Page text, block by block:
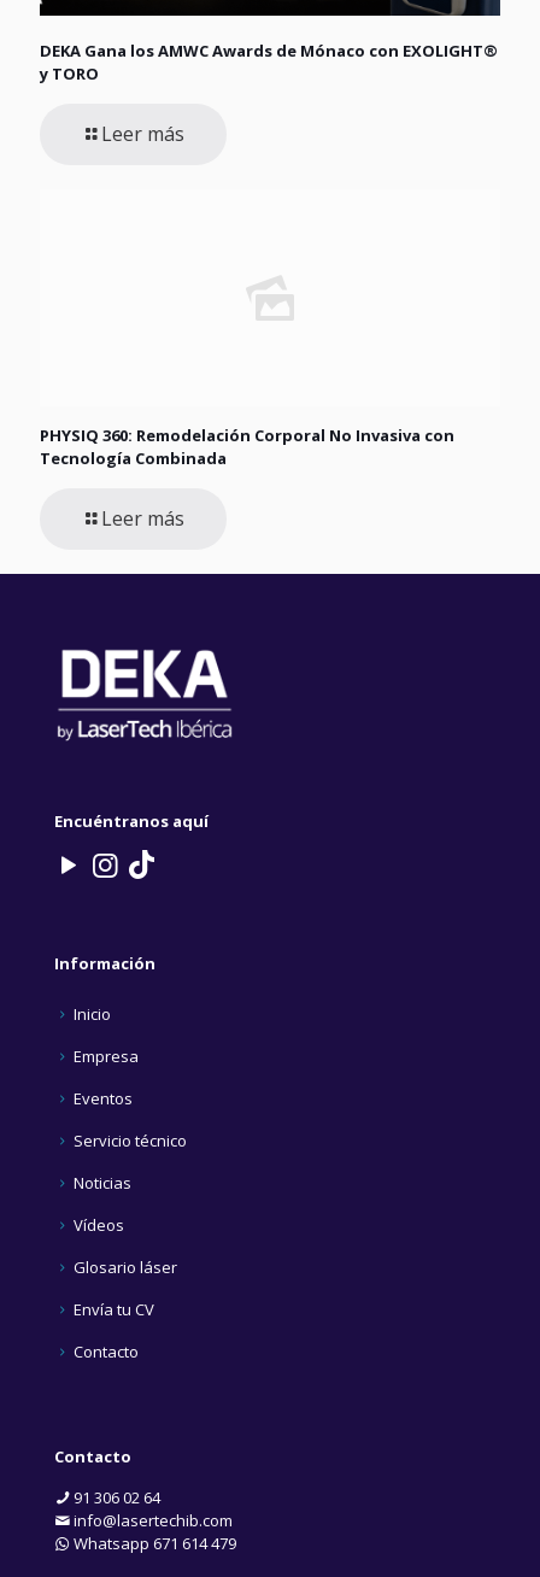
DEKA Gana los AMWC Awards de Mónaco con EXOLIGHT®
y TORO
Leer más
PHYSIQ 360: Remodelación Corporal No Invasiva con
Tecnología Combinada
Leer más
Encuéntranos aquí
Información
Inicio
Empresa
Eventos
Servicio técnico
Noticias
Vídeos
Glosario láser
Envía tu CV
Contacto
Contacto
91 306 02 64
info@lasertechib.com
Whatsapp 671 614 479